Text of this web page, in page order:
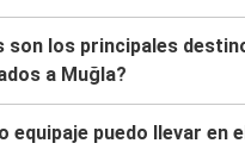
son los principales
a Muğla?
equipaje puedo llevar en